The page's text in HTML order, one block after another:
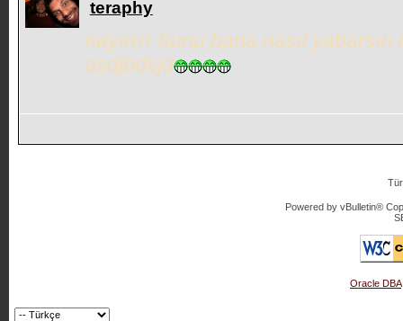
teraphy
nayırrrr bunu bana nasıl
asdjbdsjd
Powered by vBulletin®
Oracle DBA